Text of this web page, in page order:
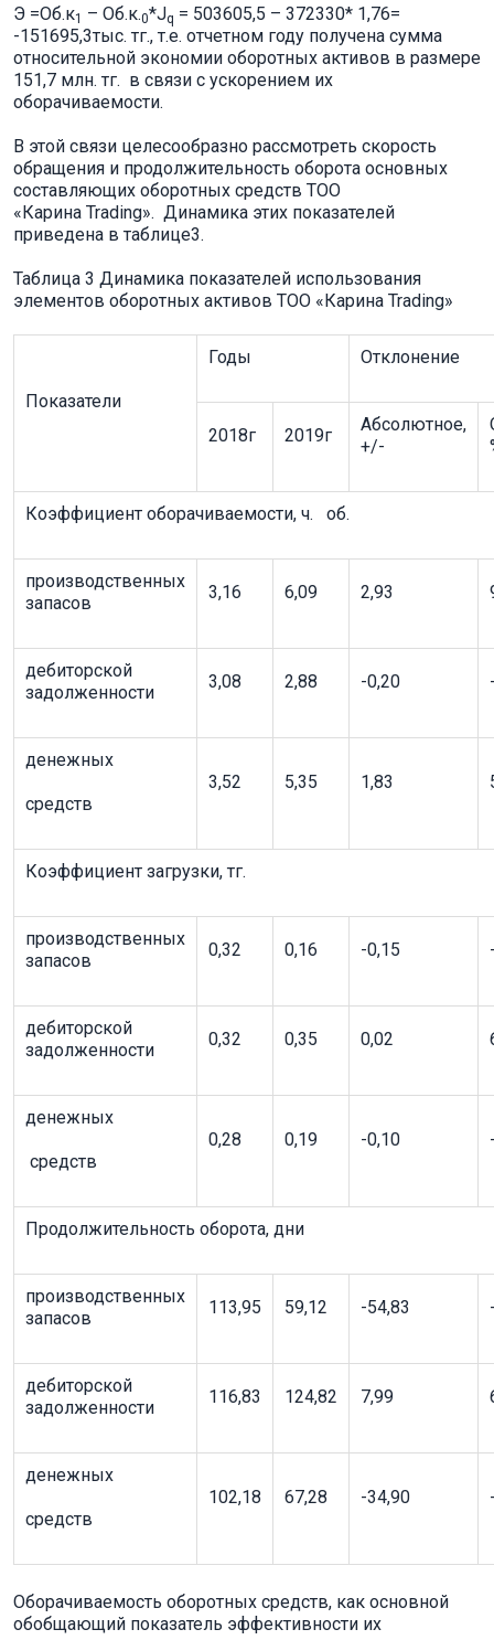
Э =Об.к1 – Об.к.0*Јq = 503605,5 – 372330* 1,76=
-151695,3тыс. тг., т.е. отчетном году получена сумма
относительной экономии оборотных активов в размере
151,7 млн. тг. в связи с ускорением их
оборачиваемости.
В этой связи целесообразно рассмотреть скорость
обращения и продолжительность оборота основных
составляющих оборотных средств ТОО
«Карина Trading». Динамика этих показателей
приведена в таблице3.
Таблица 3 Динамика показателей использования
элементов оборотных активов ТОО «Карина Trading»
Показатели
Годы Отклонение
2018г 2019г
Абсолютное,
+/-
Коэффициент оборачиваемости, ч. об.
производственных
запасов
3,16 6,09 2,93
дебиторской
задолженности
3,08 2,88 -0,20
денежных
средств
3,52 5,35 1,83
Коэффициент загрузки, тг.
производственных
запасов
0,32 0,16 -0,15
дебиторской
задолженности
0,32 0,35 0,02
денежных
средств
0,28 0,19 -0,10
Продолжительность оборота, дни
производственных
запасов
113,95 59,12 -54,83
дебиторской
задолженности
116,83 124,82 7,99
денежных
средств
102,18 67,28 -34,90
Оборачиваемость оборотных средств, как основной
обобщающий показатель эффективности их